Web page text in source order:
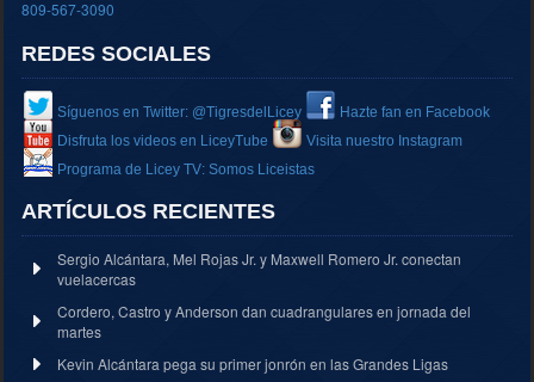
809-567-3090
REDES SOCIALES
Síguenos en Twitter: @TigresdelLicey
Hazte fan en Facebook
Disfruta los videos en LiceyTube
Visita nuestro Instagram
Programa de Licey TV: Somos Liceistas
ARTÍCULOS RECIENTES
Sergio Alcántara, Mel Rojas Jr. y Maxwell Romero Jr. conectan
vuelacercas
Cordero, Castro y Anderson dan cuadrangulares en jornada del
martes
Kevin Alcántara pega su primer jonrón en las Grandes Ligas